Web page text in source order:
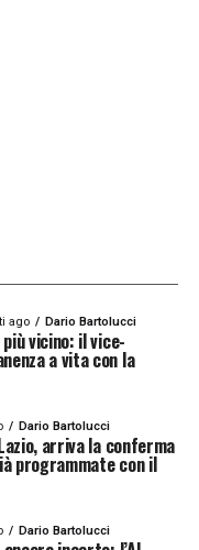
ago Dario Bartolucci
vicino: il vice-
a vita con la
Dario Bartolucci
arriva la conferma
programmate con il
Dario Bartolucci